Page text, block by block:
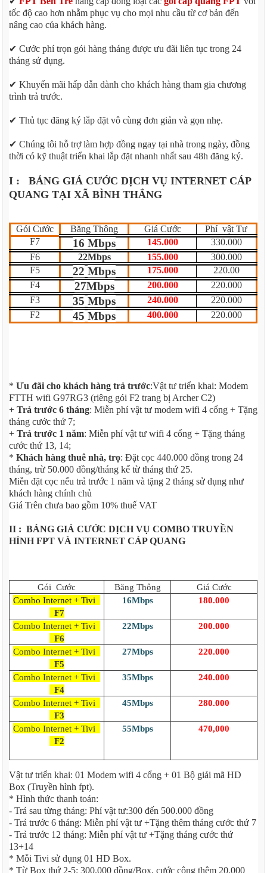
tốc độ cao hơn nhằm phục vụ cho mọi nhu cầu từ cơ bản đến
nâng cao của khách hàng.
✔ Cước phí trọn gói hàng tháng được ưu đãi liên tục trong 24
tháng sử dụng.
✔ Khuyến mãi hấp dẫn dành cho khách hàng tham gia chương
trình trả trước.
✔ Thủ tục đăng ký lắp đặt vô cùng đơn giản và gọn nhẹ.
✔ Chúng tôi hỗ trợ làm hợp đồng ngay tại nhà trong ngày, đồng
thời có kỹ thuật triển khai lắp đặt nhanh nhất sau 48h đăng ký.
I : BẢNG GIÁ CƯỚC DỊCH VỤ INTERNET CÁP
QUANG TẠI XÃ BÌNH THẮNG
Gói Cước Băng Thông Giá Cước
Phí vật Tư
F7
16 Mbps 145.000
330.000
F6
22Mbps 155.000
300.000
F5
22 Mbps 175.000
220.00
F4
27Mbps 200.000
220.000
F3
35 Mbps 240.000
220.000
F2
45 Mbps 400.000 220.000
*Ưu đãi cho khách hàng trả trước:Vật tư triển khai: Modem
FTTH wifi G97RG3 (riêng gói F2 trang bị Archer C2)
+ Trả trước 6 tháng: Miễn phí vật tư modem wifi 4 cổng + Tặng
tháng cước thứ 7;
+Trả trước 1 năm: Miễn phí vật tư wifi 4 cổng + Tặng tháng
cước thứ 13, 14;
*Khách hàng thuê nhà, trọ: Đặt cọc 440.000 đồng trong 24
tháng, trừ 50.000 đồng/tháng kể từ tháng thứ 25.
Miễn đặt cọc nếu trả trước 1 năm và tặng 2 tháng sử dụng như
khách hàng chính chủ
Giá Trên chưa bao gồm 10% thuế VAT
II : BẢNG GIÁ CƯỚC DỊCH VỤ COMBO TRUYỀN
HÌNH FPT VÀ INTERNET CÁP QUANG
Gói Cước Băng Thông
Giá Cước
Combo Internet + Tivi
F7
16Mbps 180.000
Combo Internet + Tivi
F6
22Mbps 200.000
Combo Internet + Tivi
F5
27Mbps 220.000
Combo Internet + Tivi
F4
35Mbps 240.000
Combo Internet + Tivi
F3
45Mbps 280.000
Combo Internet + Tivi
F2
55Mbps 470,000
Vật tư triển khai: 01 Modem wifi 4 cổng + 01 Bộ giải mã HD
Box (Truyền hình fpt).
* Hình thức thanh toán:
- Trả sau từng tháng: Phí vật tư:300 đến 500.000 đồng
- Trả trước 6 tháng: Miễn phí vật tư +Tặng thêm tháng cước thứ 7
- Trả trước 12 tháng: Miễn phí vật tư +Tặng tháng cước thứ
13+14
* Mỗi Tivi sử dụng 01 HD Box.
* Từ Box thứ 2-5: 300.000 đồng/Box, cước cộng thêm 20.000